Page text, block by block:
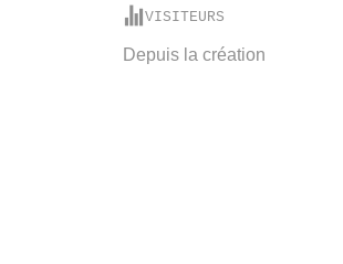
VISITEURS
Depuis la création